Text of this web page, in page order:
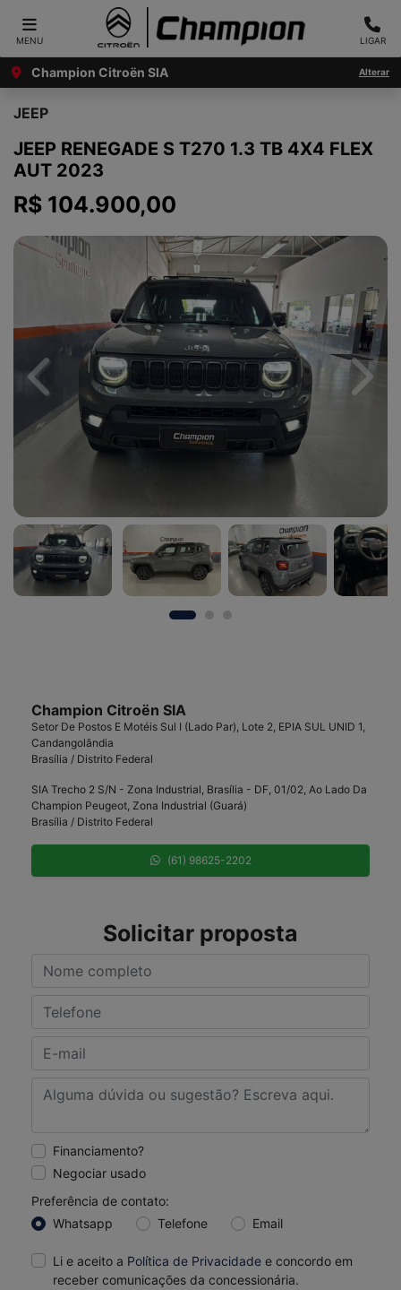
MENU LIGAR
Champion Citroën SIA Alterar
JEEP
JEEP RENEGADE S T270 1.3 TB 4X4 FLEX
AUT 2023
R$ 104.900,00
Previous Next
Champion Citroën SIA
Setor De Postos E Motéis Sul I (Lado Par), Lote 2, EPIA SUL UNID 1,
Candangolândia
Brasília / Distrito Federal
SIA Trecho 2 S/N - Zona Industrial, Brasília - DF, 01/02, Ao Lado Da
Champion Peugeot, Zona Industrial (Guará)
Brasília / Distrito Federal
(61) 98625-2202
Solicitar proposta
Financiamento?
Negociar usado
Preferência de contato:
Whatsapp
Telefone Email
Li e aceito a Política de Privacidade e concordo em
receber comunicações da concessionária.